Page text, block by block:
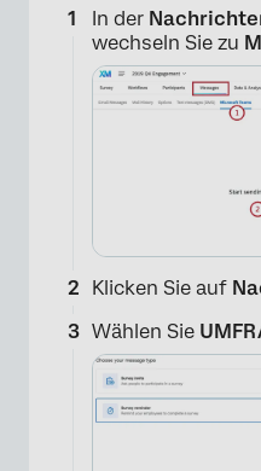
In der
wechseln Sie zu
Klicken Sie auf
Wählen Sie